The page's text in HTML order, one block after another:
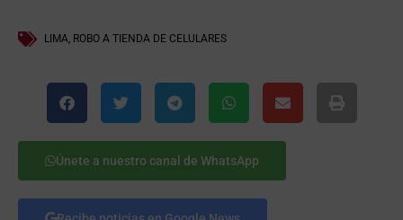
LIMA, ROBO A TIENDA DE CELULARES
Únete a nuestro canal de WhatsApp